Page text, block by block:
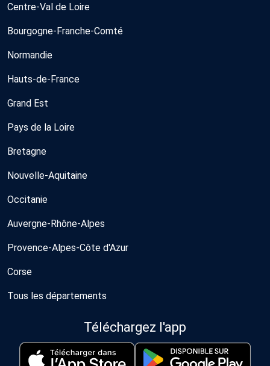
Centre-Val de Loire
Bourgogne-Franche-Comté
Normandie
Hauts-de-France
Grand Est
Pays de la Loire
Bretagne
Nouvelle-Aquitaine
Occitanie
Auvergne-Rhône-Alpes
Provence-Alpes-Côte d'Azur
Corse
Tous les départements
Téléchargez l'app